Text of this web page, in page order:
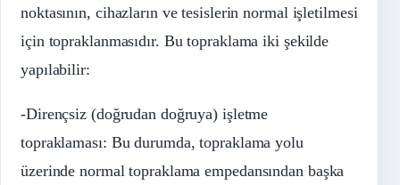
noktasının, cihazların ve tesislerin normal işletilmesi
için topraklanmasıdır. Bu topraklama iki şekilde
yapılabilir:
-Dirençsiz (doğrudan doğruya) işletme
topraklaması: Bu durumda, topraklama yolu
üzerinde normal topraklama empedansından başka